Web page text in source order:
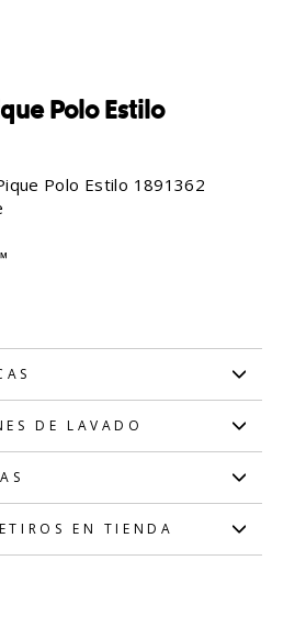
Polo Estilo
Polo Estilo 1891362
DE LAVADO
EN TIENDA